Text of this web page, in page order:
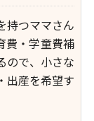
持つママさん
費・学童費補
ので、小さな
出産を希望す